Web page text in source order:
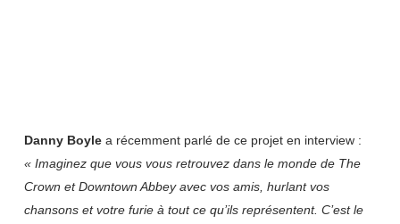
Danny Boylea récemment parlé de ce projet en interview :
« Imaginez que vous vous retrouvez dans le monde de The
Crown et Downtown Abbey avec vos amis, hurlant vos
chansons et votre furie à tout ce qu’ils représentent. C’est le